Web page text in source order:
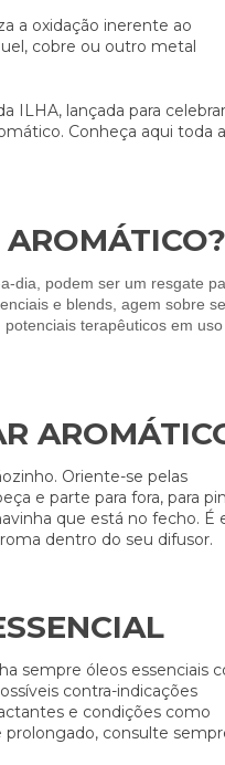
a oxidação inerente ao
cobre ou outro metal
ILHA, lançada para
Conheça aqui toda a
dia, podem ser um resgate
e blends, agem sobre
terapêuticos em uso
Oriente-se pelas
e parte para fora, para
que está no fecho. É
dentro do seu difusor.
sempre óleos essenciais
contra-indicações
e condições como
prolongado, consulte